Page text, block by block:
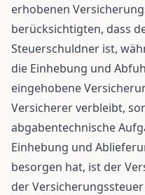
erhobenen
berücksichtigten, dass
Steuerschuldner ist,
die Einhebung und
eingehobene
Versicherer verbleibt,
abgabentechnische
Einhebung und
besorgen hat, ist der
der